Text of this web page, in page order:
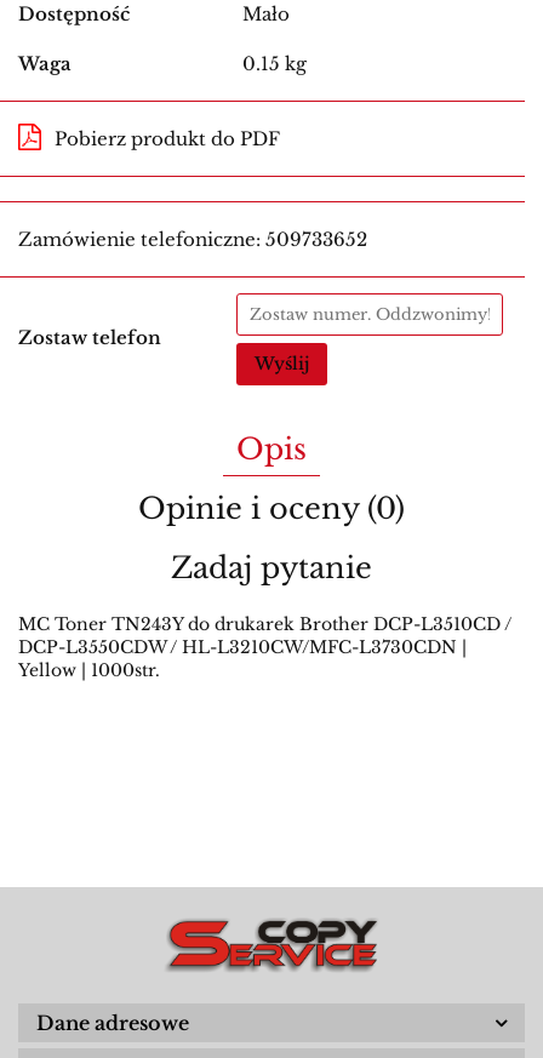
Dostępność Mało
Waga 0.15 kg
Pobierz produkt do PDF
Zamówienie telefoniczne: 509733652
Zostaw telefon
Wyślij
Opis
Opinie i oceny (0)
Zadaj pytanie
MC Toner TN243Y do drukarek Brother DCP-L3510CD /
DCP-L3550CDW / HL-L3210CW/MFC-L3730CDN |
Yellow | 1000str.
Dane adresowe